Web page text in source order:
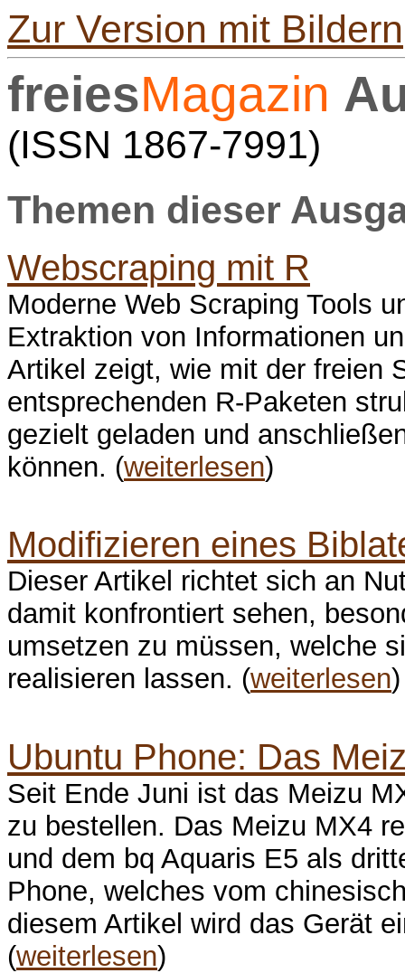
Zur Version mit Bildern
freiesMagazin
(ISSN 1867-7991)
Themen dieser
Webscraping mit R
Moderne Web Scraping Tools
Extraktion von Informationen
Artikel zeigt, wie mit der freien
entsprechenden R-Paketen
gezielt geladen und
können. (weiterlesen)
Modifizieren eines
Dieser Artikel richtet sich an
damit konfrontiert sehen,
umsetzen zu müssen, welche
realisieren lassen. (weiterlesen)
Ubuntu Phone: Das
Seit Ende Juni ist das Meizu
zu bestellen. Das Meizu MX4
und dem bq Aquaris E5 als
Phone, welches vom
diesem Artikel wird das Gerät
(weiterlesen)